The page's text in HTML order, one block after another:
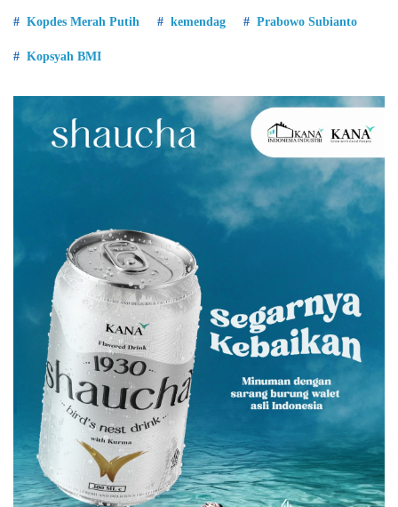
Kopdes Merah Putih kemendag Prabowo Subianto
Kopsyah BMI